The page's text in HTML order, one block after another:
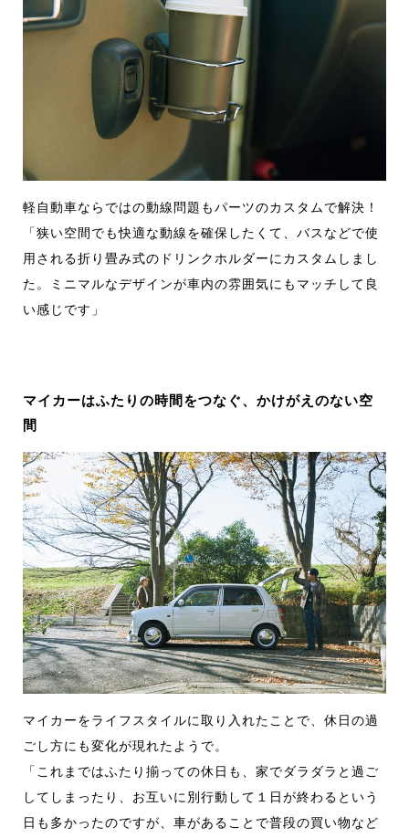
軽自動車ならではの動線問題もパーツのカスタムで解決！
「狭い空間でも快適な動線を確保したくて、バスなどで使
用される折り畳み式のドリンクホルダーにカスタムしまし
た。ミニマルなデザインが車内の雰囲気にもマッチして良
い感じです」
マイカーはふたりの時間をつなぐ、かけがえのない空
間
マイカーをライフスタイルに取り入れたことで、休日の過
ごし方にも変化が現れたようで。
「これまではふたり揃っての休日も、家でダラダラと過ご
してしまったり、お互いに別行動して１日が終わるという
日も多かったのですが、車があることで普段の買い物など